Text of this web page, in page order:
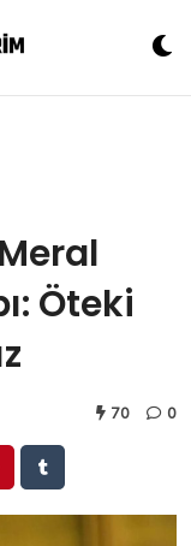
Öteki
70 0